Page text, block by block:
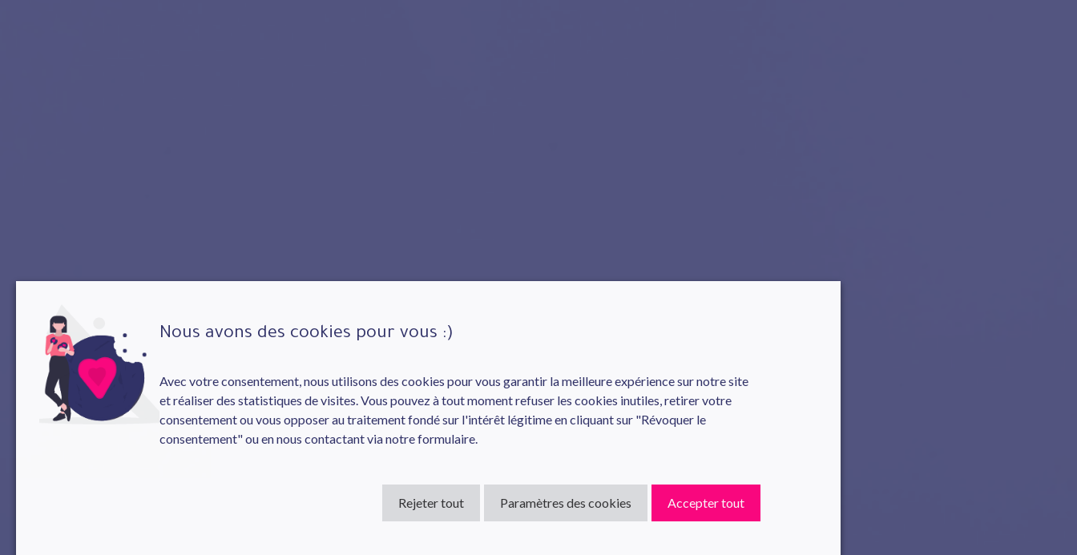
Nous avons des cookies pour vous :)
Avec votre consentement, nous utilisons des cookies pour vous garantir la meilleure expérience sur notre site
et réaliser des statistiques de visites. Vous pouvez à tout moment refuser les cookies inutiles, retirer votre
consentement ou vous opposer au traitement fondé sur l'intérêt légitime en cliquant sur "Révoquer le
consentement" ou en nous contactant via notre formulaire.
Rejeter tout Paramètres des cookies Accepter tout